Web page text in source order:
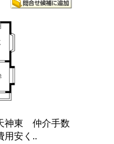
神東 仲介手数
用安く..